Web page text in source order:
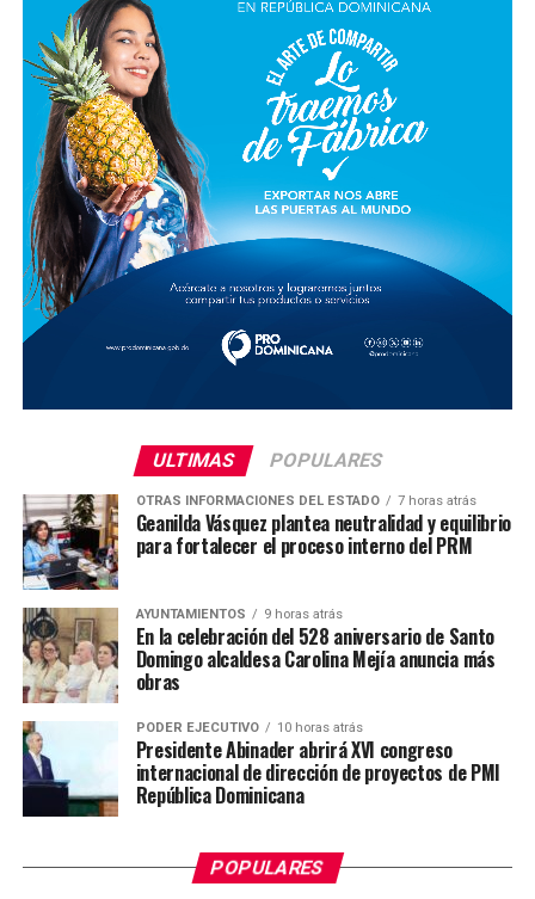
ULTIMAS POPULARES
OTRAS INFORMACIONES DEL ESTADO 7 horas atrás
Geanilda Vásquez plantea neutralidad y equilibrio
para fortalecer el proceso interno del PRM
AYUNTAMIENTOS 9 horas atrás
En la celebración del 528 aniversario de Santo
Domingo alcaldesa Carolina Mejía anuncia más
obras
PODER EJECUTIVO 10 horas atrás
Presidente Abinader abrirá XVI congreso
internacional de dirección de proyectos de PMI
República Dominicana
POPULARES